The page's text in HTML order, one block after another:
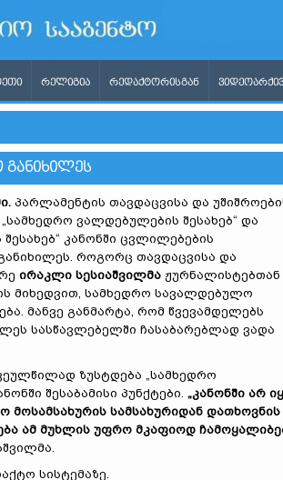
ᲠᲔᲚᲘᲒᲘᲐ ᲠᲔᲓᲐᲥᲢᲝᲠᲘᲡᲒᲐᲜ
ᲒᲐᲜᲘᲮᲘᲚᲔᲡ
პარლამენტის თავდაცვისა და
ვალდებულების შესახებ“ და
კანონში ცვლილებების
როგორც თავდაცვისა და
ირაკლი სესიაშვილმა ჟურნალისტებთან
მიხედვით, სამხედრო სავალდებულო
მანვე განმარტა, რომ წვევამდელებს
სასწავლებელში ჩასაბარებლად ვადა
ზუსტდება „სამხედრო
შესაბამისი პუნქტები. „კანონში არ
სამსახურიდან დათხოვნის
ამ მუხლის უფრო მკაფიოდ
სისტემაზე.